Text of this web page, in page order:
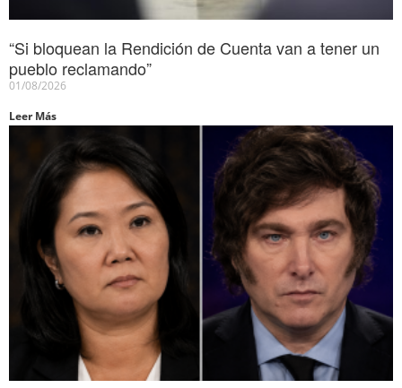
“Si bloquean la Rendición de Cuenta van a tener un
pueblo reclamando”
01/08/2026
Leer Más